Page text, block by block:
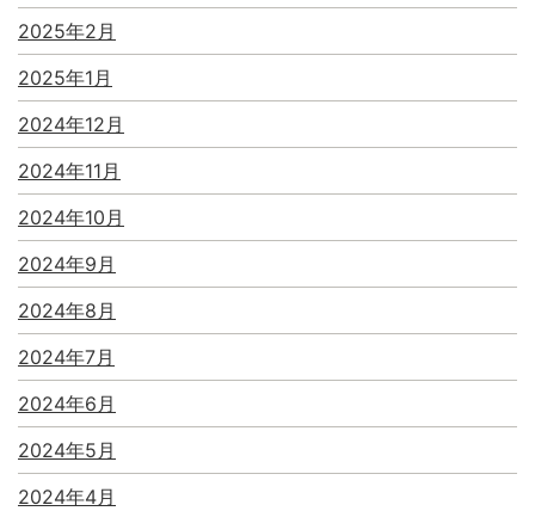
2025年2月
2025年1月
2024年12月
2024年11月
2024年10月
2024年9月
2024年8月
2024年7月
2024年6月
2024年5月
2024年4月